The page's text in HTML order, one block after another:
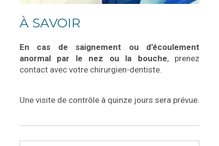
À SAVOIR
En cas de saignement ou d’écoulement
anormal par le nez ou la bouche, prenez
contact avec votre chirurgien-dentiste.
Une visite de contrôle à quinze jours sera prévue.